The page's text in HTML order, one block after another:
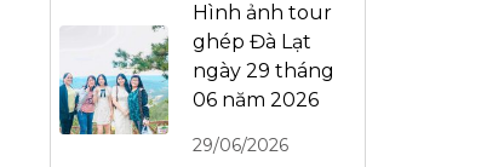
Hình ảnh tour
ghép Đà Lạt
ngày 29 tháng
06 năm 2026
29/06/2026